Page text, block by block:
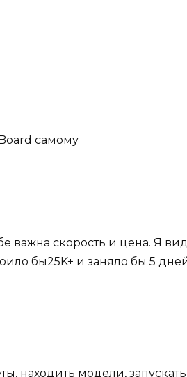
самому
важна скорость и цена. Я
бы25K+ и заняло бы 5
находить модели,